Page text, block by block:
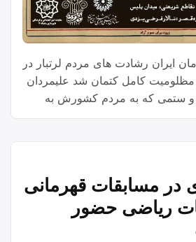
ایران رشادت های مردم لرتبار در
مظلومیت کامل کتمان شد علیمردان
و ستمی که به مردم کشورش به
در مسابقات قهرمانی
ریاضی حضور